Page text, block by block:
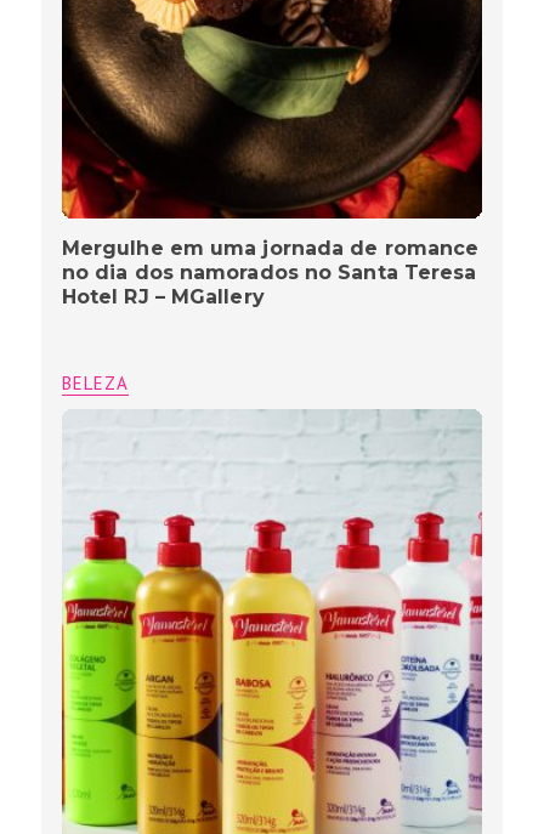
Mergulhe em uma jornada de romance
no dia dos namorados no Santa Teresa
Hotel RJ – MGallery
BELEZA